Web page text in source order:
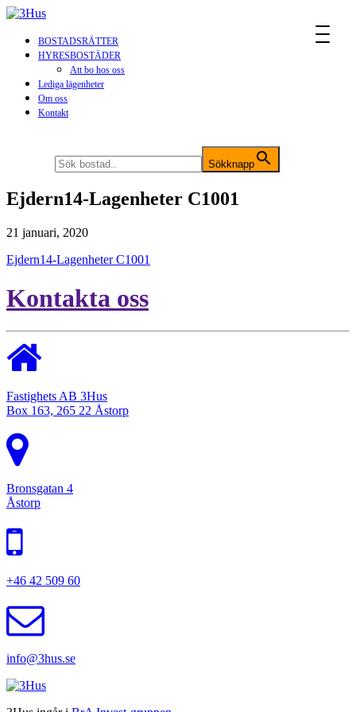
BOSTADSRÄTTER
HYRESBOSTÄDER
Att bo hos oss
Lediga lägenheter
Om oss
Kontakt
Sökknapp
Ejdern14-Lagenheter C1001
21 januari, 2020
Ejdern14-Lagenheter C1001
Kontakta oss
Fastighets AB 3Hus
Box 163, 265 22 Åstorp
Bronsgatan 4
Åstorp
+46 42 509 60
info@3hus.se